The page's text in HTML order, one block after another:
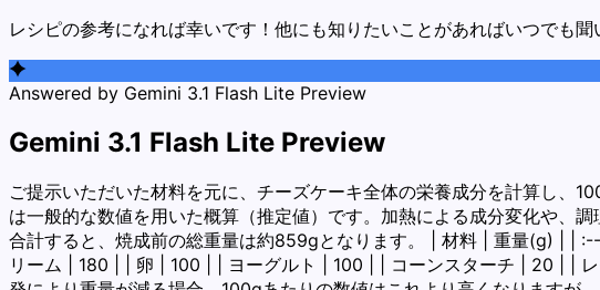
レシピの参考になれば幸いです！他にも知りたいことがあればいつでも聞
Answered by Gemini 3.1 Flash Lite Preview
Gemini 3.1 Flash Lite Preview
ご提示いただいた材料を元に、チーズケーキ全体の栄養成分を計算し、
は一般的な数値を用いた概算（推定値）です。加熱による成分変化や、
合計すると、焼成前の総重量は約859gとなります。 | 材料 | 重量(g) |
リーム | 180 | | 卵 | 100 | | ヨーグルト | 100 | | コーンスターチ | 20 | |